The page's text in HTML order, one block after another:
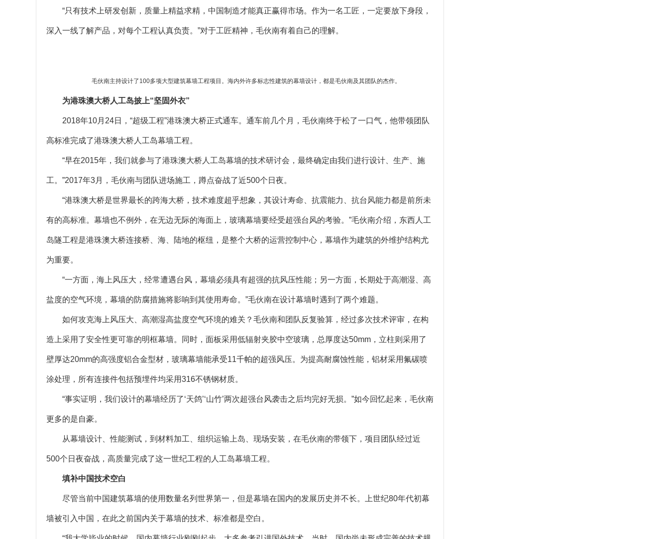
“只有技术上研发创新，质量上精益求精，中国制造才能真正赢得市场。作为一名工匠，一定要放下身段，
深入一线了解产品，对每个工程认真负责。”对于工匠精神，毛伙南有着自己的理解。
毛伙南主持设计了100多项大型建筑幕墙工程项目。海内外许多标志性建筑的幕墙设计，都是毛伙南及其团队的杰作。
为港珠澳大桥人工岛披上“坚固外衣”
2018年10月24日，“超级工程”港珠澳大桥正式通车。通车前几个月，毛伙南终于松了一口气，他带领团队
高标准完成了港珠澳大桥人工岛幕墙工程。
“早在2015年，我们就参与了港珠澳大桥人工岛幕墙的技术研讨会，最终确定由我们进行设计、生产、施
工。”2017年3月，毛伙南与团队进场施工，蹲点奋战了近500个日夜。
“港珠澳大桥是世界最长的跨海大桥，技术难度超乎想象，其设计寿命、抗震能力、抗台风能力都是前所未
有的高标准。幕墙也不例外，在无边无际的海面上，玻璃幕墙要经受超强台风的考验。”毛伙南介绍，东西人工
岛隧工程是港珠澳大桥连接桥、海、陆地的枢纽，是整个大桥的运营控制中心，幕墙作为建筑的外维护结构尤
为重要。
“一方面，海上风压大，经常遭遇台风，幕墙必须具有超强的抗风压性能；另一方面，长期处于高潮湿、高
盐度的空气环境，幕墙的防腐措施将影响到其使用寿命。”毛伙南在设计幕墙时遇到了两个难题。
如何攻克海上风压大、高潮湿高盐度空气环境的难关？毛伙南和团队反复验算，经过多次技术评审，在构
造上采用了安全性更可靠的明框幕墙。同时，面板采用低辐射夹胶中空玻璃，总厚度达50mm，立柱则采用了
壁厚达20mm的高强度铝合金型材，玻璃幕墙能承受11千帕的超强风压。为提高耐腐蚀性能，铝材采用氟碳喷
涂处理，所有连接件包括预埋件均采用316不锈钢材质。
“事实证明，我们设计的幕墙经历了‘天鸽’‘山竹’两次超强台风袭击之后均完好无损。”如今回忆起来，毛伙南
更多的是自豪。
从幕墙设计、性能测试，到材料加工、组织运输上岛、现场安装，在毛伙南的带领下，项目团队经过近
500个日夜奋战，高质量完成了这一世纪工程的人工岛幕墙工程。
填补中国技术空白
尽管当前中国建筑幕墙的使用数量名列世界第一，但是幕墙在国内的发展历史并不长。上世纪80年代初幕
墙被引入中国，在此之前国内关于幕墙的技术、标准都是空白。